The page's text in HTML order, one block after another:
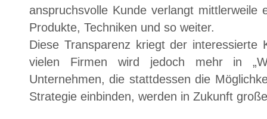
anspruchsvolle Kunde verlangt mittlerweile
Produkte, Techniken und so weiter.
Diese Transparenz kriegt der
vielen Firmen wird jedoch mehr in
Unternehmen, die stattdessen die
Strategie einbinden, werden in Zukunft